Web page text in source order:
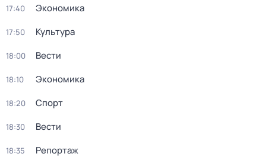
17:40 Экономика
17:50 Культура
18:00 Вести
18:10 Экономика
18:20 Спорт
18:30 Вести
18:35 Репортаж